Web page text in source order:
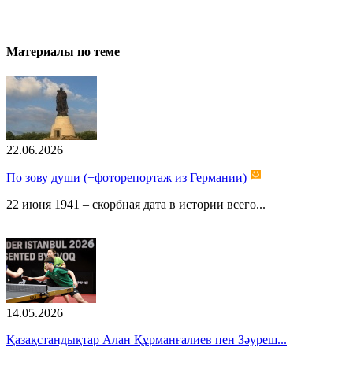
Материалы по теме
22.06.2026
По зову души (+фоторепортаж из Германии)
22 июня 1941 – скорбная дата в истории всего...
14.05.2026
Қазақстандықтар Алан Құрманғалиев пен Зәуреш...